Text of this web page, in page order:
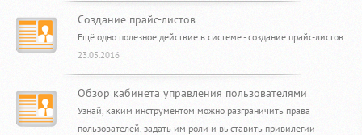
Создание прайс-листов
Ещё одно полезное действие в системе - создание прайс-листов.
23.05.2016
Обзор кабинета управления пользователями
Узнай, каким инструментом можно разграничить права
пользователей, задать им роли и выставить привилегии